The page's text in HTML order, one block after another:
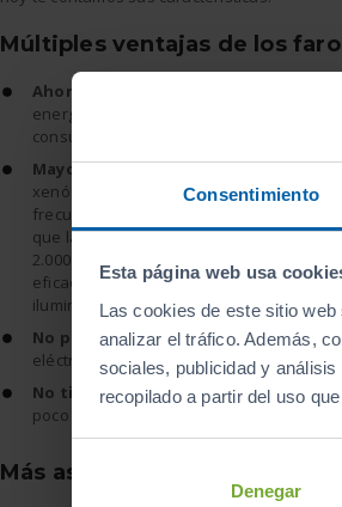
Consentimiento
Esta página web usa
Las cookies de este sitio
analizar el tráfico. Además,
sociales, publicidad y
recopilado a partir del uso
Denegar
Múltiples ventajas de los
Ahorro.
energía que otro tipo de faros, ayuda a
consumo de combustible y es más
Mayor duración.Los faros LED, frente
xenón o los halógenos ( las otras
frecuentes) tienen una mayor vida útil.
que la mayoría empieza a fallar entre las
2.000 horas de funcionamiento, los LED
eficacia a partir de las 20.000 horas.
iluminación para toda la vida!
No pierden energía.Al no contar con
eléctrico o filamento en su estructura
No tienen inercia lumínica.Se ponen
poco tiempo desde que se enciende
Más aspectos positivos